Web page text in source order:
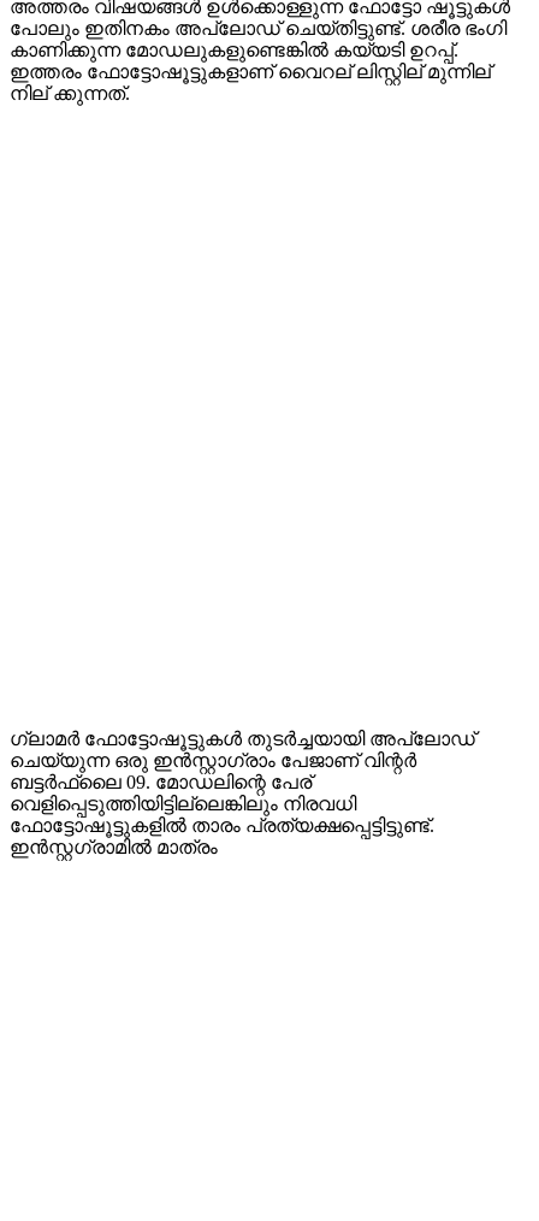
അത്തരം വിഷയങ്ങൾ ഉൾക്കൊള്ളുന്ന ഫോട്ടോ ഷൂട്ടുകൾ
പോലും ഇതിനകം അപ്‌ലോഡ് ചെയ്തിട്ടുണ്ട്. ശരീര ഭംഗി
കാണിക്കുന്ന മോഡലുകളുണ്ടെങ്കിൽ കയ്യടി ഉറപ്പ്.
ഇത്തരം ഫോട്ടോഷൂട്ടുകളാണ് വൈറല് ലിസ്റ്റില് മുന്നില്
നില് ക്കുന്നത്.
ഗ്ലാമർ ഫോട്ടോഷൂട്ടുകൾ തുടർച്ചയായി അപ്‌ലോഡ്
ചെയ്യുന്ന ഒരു ഇൻസ്റ്റാഗ്രാം പേജാണ് വിന്റർ
ബട്ടർഫ്ലൈ 09. മോഡലിന്റെ പേര്
വെളിപ്പെടുത്തിയിട്ടില്ലെങ്കിലും നിരവധി
ഫോട്ടോഷൂട്ടുകളിൽ താരം പ്രത്യക്ഷപ്പെട്ടിട്ടുണ്ട്.
ഇൻസ്റ്റഗ്രാമിൽ മാത്രം